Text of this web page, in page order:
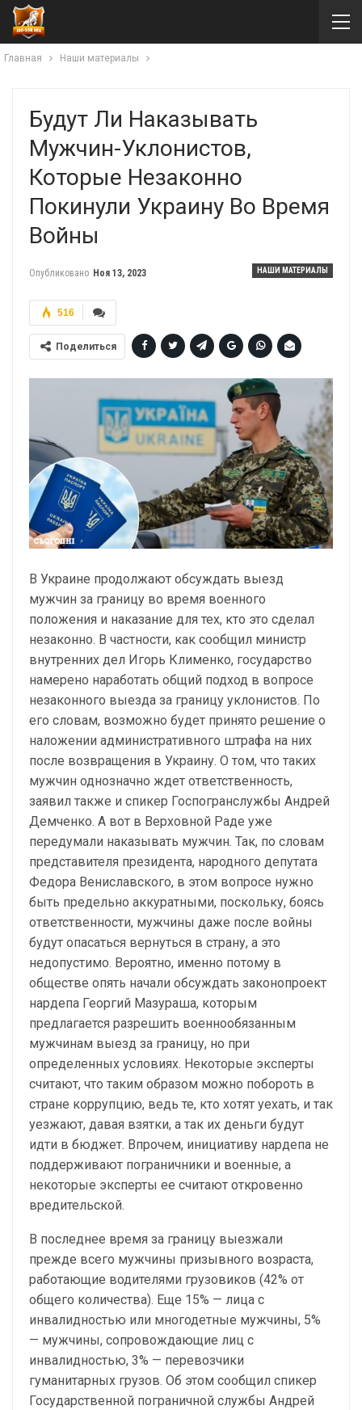
Главная Наши материалы
Будут Ли Наказывать
Мужчин-Уклонистов,
Которые Незаконно
Покинули Украину Во Время
Войны
НАШИ МАТЕРИАЛЫ
Опубликовано Ноя 13, 2023
516
Поделиться
В Украине продолжают обсуждать выезд
мужчин за границу во время военного
положения и наказание для тех, кто это сделал
незаконно. В частности, как сообщил министр
внутренних дел Игорь Клименко, государство
намерено наработать общий подход в вопросе
незаконного выезда за границу уклонистов. По
его словам, возможно будет принято решение о
наложении административного штрафа на них
после возвращения в Украину. О том, что таких
мужчин однозначно ждет ответственность,
заявил также и спикер Госпогранслужбы Андрей
Демченко. А вот в Верховной Раде уже
передумали наказывать мужчин. Так, по словам
представителя президента, народного депутата
Федора Вениславского, в этом вопросе нужно
быть предельно аккуратными, поскольку, боясь
ответственности, мужчины даже после войны
будут опасаться вернуться в страну, а это
недопустимо. Вероятно, именно потому в
обществе опять начали обсуждать законопроект
нардепа Георгий Мазураша, которым
предлагается разрешить военнообязанным
мужчинам выезд за границу, но при
определенных условиях. Некоторые эксперты
считают, что таким образом можно побороть в
стране коррупцию, ведь те, кто хотят уехать, и так
уезжают, давая взятки, а так их деньги будут
идти в бюджет. Впрочем, инициативу нардепа не
поддерживают пограничники и военные, а
некоторые эксперты ее считают откровенно
вредительской.
В последнее время за границу выезжали
прежде всего мужчины призывного возраста,
работающие водителями грузовиков (42% от
общего количества). Еще 15% — лица с
инвалидностью или многодетные мужчины, 5%
— мужчины, сопровождающие лиц с
инвалидностью, 3% — перевозчики
гуманитарных грузов. Об этом сообщил спикер
Государственной пограничной службы Андрей